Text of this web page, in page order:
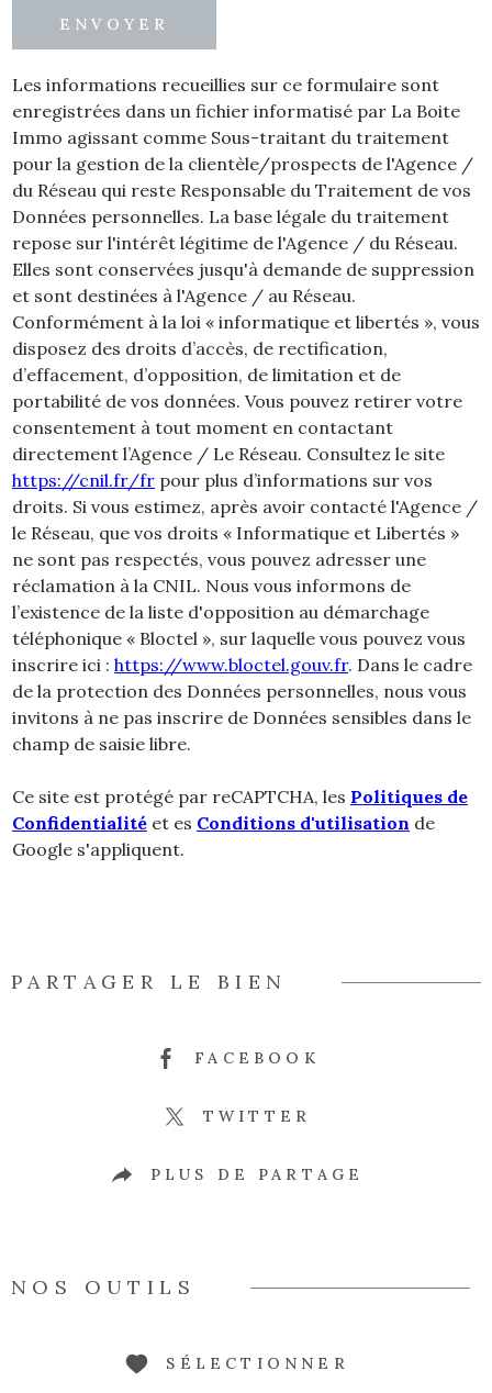
ENVOYER
Les informations recueillies sur ce formulaire sont
enregistrées dans un fichier informatisé par La Boite
Immo agissant comme Sous-traitant du traitement
pour la gestion de la clientèle/prospects de l'Agence /
du Réseau qui reste Responsable du Traitement de vos
Données personnelles. La base légale du traitement
repose sur l'intérêt légitime de l'Agence / du Réseau.
Elles sont conservées jusqu'à demande de suppression
et sont destinées à l'Agence / au Réseau.
Conformément à la loi « informatique et libertés », vous
disposez des droits d’accès, de rectification,
d’effacement, d’opposition, de limitation et de
portabilité de vos données. Vous pouvez retirer votre
consentement à tout moment en contactant
directement l’Agence / Le Réseau. Consultez le site
https://cnil.fr/fr pour plus d’informations sur vos
droits. Si vous estimez, après avoir contacté l'Agence /
le Réseau, que vos droits « Informatique et Libertés »
ne sont pas respectés, vous pouvez adresser une
réclamation à la CNIL. Nous vous informons de
l’existence de la liste d'opposition au démarchage
téléphonique « Bloctel », sur laquelle vous pouvez vous
inscrire ici : https://www.bloctel.gouv.fr. Dans le cadre
de la protection des Données personnelles, nous vous
invitons à ne pas inscrire de Données sensibles dans le
champ de saisie libre.
Ce site est protégé par reCAPTCHA, les Politiques de
Confidentialité et es Conditions d'utilisation de
Google s'appliquent.
PARTAGER LE BIEN
FACEBOOK
TWITTER
PLUS DE PARTAGE
NOS OUTILS
SÉLECTIONNER